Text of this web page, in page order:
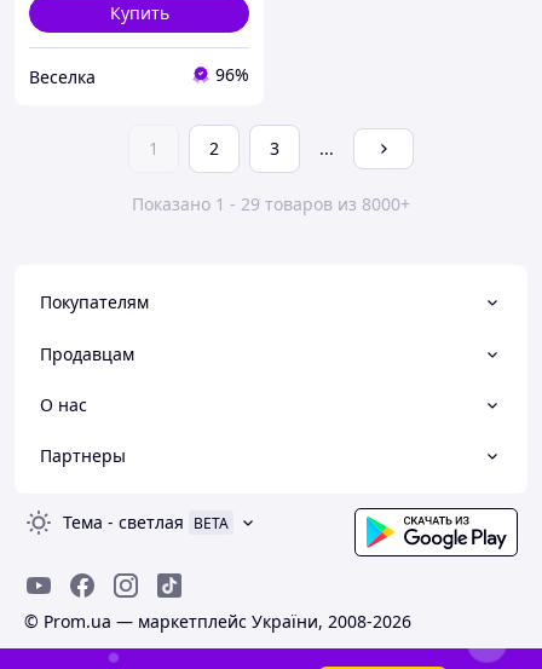
Купить
Веселка 96%
1 2 3 ...
Показано 1 - 29 товаров из 8000+
Покупателям
Продавцам
О нас
Партнеры
Тема - светлая BETA
© Prom.ua — маркетплейс України, 2008-2026